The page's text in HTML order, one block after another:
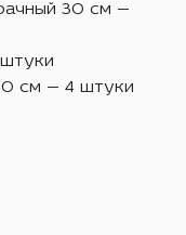
30 см —
см — 4 штуки